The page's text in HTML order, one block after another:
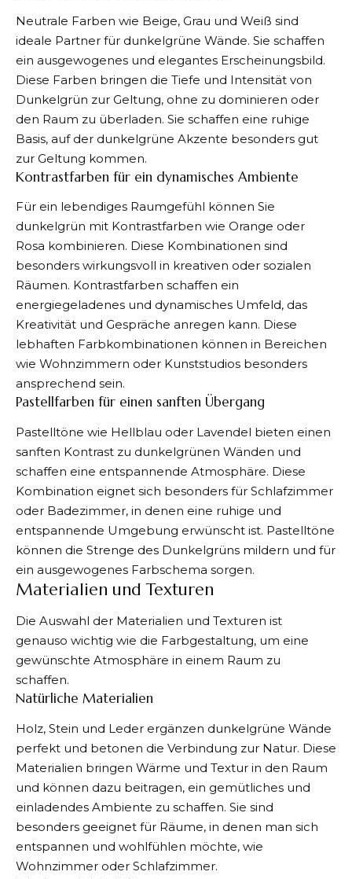
Neutrale Farben wie Beige, Grau und Weiß sind
ideale Partner für dunkelgrüne Wände. Sie schaffen
ein ausgewogenes und elegantes Erscheinungsbild.
Diese Farben bringen die Tiefe und Intensität von
Dunkelgrün zur Geltung, ohne zu dominieren oder
den Raum zu überladen. Sie schaffen eine ruhige
Basis, auf der dunkelgrüne Akzente besonders gut
zur Geltung kommen.
Kontrastfarben für ein dynamisches Ambiente
Für ein lebendiges Raumgefühl können Sie
dunkelgrün mit Kontrastfarben wie Orange oder
Rosa kombinieren. Diese Kombinationen sind
besonders wirkungsvoll in kreativen oder sozialen
Räumen. Kontrastfarben schaffen ein
energiegeladenes und dynamisches Umfeld, das
Kreativität und Gespräche anregen kann. Diese
lebhaften Farbkombinationen können in Bereichen
wie Wohnzimmern oder Kunststudios besonders
ansprechend sein.
Pastellfarben für einen sanften Übergang
Pastelltöne wie Hellblau oder Lavendel bieten einen
sanften Kontrast zu dunkelgrünen Wänden und
schaffen eine entspannende Atmosphäre. Diese
Kombination eignet sich besonders für Schlafzimmer
oder Badezimmer, in denen eine ruhige und
entspannende Umgebung erwünscht ist. Pastelltöne
können die Strenge des Dunkelgrüns mildern und für
ein ausgewogenes Farbschema sorgen.
Materialien und Texturen
Die Auswahl der Materialien und Texturen ist
genauso wichtig wie die Farbgestaltung, um eine
gewünschte Atmosphäre in einem Raum zu
schaffen.
Natürliche Materialien
Holz, Stein und Leder ergänzen dunkelgrüne Wände
perfekt und betonen die Verbindung zur Natur. Diese
Materialien bringen Wärme und Textur in den Raum
und können dazu beitragen, ein gemütliches und
einladendes Ambiente zu schaffen. Sie sind
besonders geeignet für Räume, in denen man sich
entspannen und wohlfühlen möchte, wie
Wohnzimmer oder Schlafzimmer.